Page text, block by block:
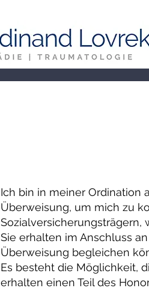
Ich bin in meiner Ordination
Überweisung, um mich zu
Sozialversicherungsträgern,
Sie erhalten im Anschluss
Überweisung begleichen
Es besteht die Möglichkeit,
erhalten einen Teil des